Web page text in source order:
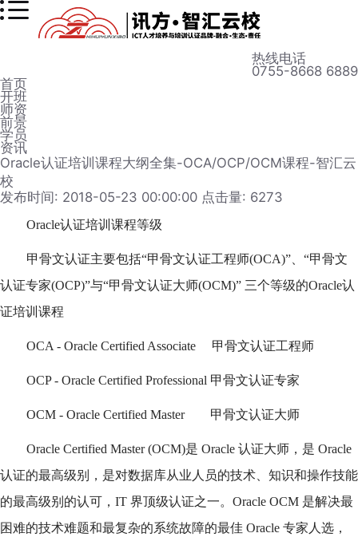
热线电话
0755-8668 6889
首页
开班
师资
前景
学员
资讯
Oracle认证培训课程大纲全集-OCA/OCP/OCM课程-智汇云
校
发布时间: 2018-05-23 00:00:00 点击量: 6273
Oracle认证培训课程等级
甲骨文认证主要包括“甲骨文认证工程师(OCA)”、“甲骨文
认证专家(OCP)”与“甲骨文认证大师(OCM)” 三个等级的Oracle认
证培训课程
OCA - Oracle Certified Associate 甲骨文认证工程师
OCP - Oracle Certified Professional 甲骨文认证专家
OCM - Oracle Certified Master 甲骨文认证大师
Oracle Certified Master (OCM)是 Oracle 认证大师，是 Oracle
认证的最高级别，是对数据库从业人员的技术、知识和操作技能
的最高级别的认可，IT 界顶级认证之一。Oracle OCM 是解决最
困难的技术难题和最复杂的系统故障的最佳 Oracle 专家人选，